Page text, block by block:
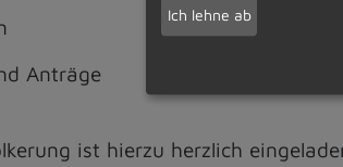
Anträge
ist hierzu herzlich
Ich lehne ab